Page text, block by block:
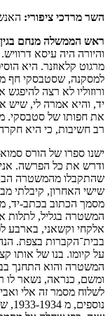
השר מרדכי ציפורי:
ראש הממשלה מנחם
והיורה היה עיסא
מרגוט קלאוזנר. היא
למסקנה, שסטבסקי חף
ורוזוליו לא רצה
יד, והיא אמרה לי, שיש
את חפותו של סטבסקי.
רב חשיבות, כי היא
ישנו ספרו של הורס
ודרש את כל הפרשה.
שהתקבלו מהמשטרה
שישי האחרון, קיבלתי
מסמך הכתוב בכתב-יד,
המשטרה בגליל, לתלות
על קיומו. בנו של אותו
המשטרה והוא התחנך
ומשם, כנראה, נשאר לו
לשלוח מסמר זה אלי